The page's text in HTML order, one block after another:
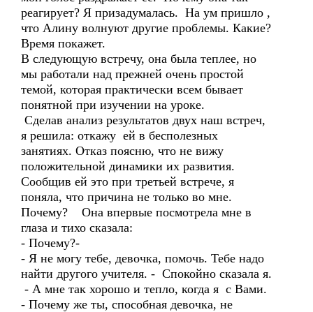
реагирует? Я призадумалась. На ум пришло ,
что Алину волнуют другие проблемы. Какие?
Время покажет.
В следующую встречу, она была теплее, но
мы работали над прежней очень простой
темой, которая практически всем бывает
понятной при изучении на уроке.
Сделав анализ результатов двух наш встреч,
я решила: откажу ей в бесполезных
занятиях. Отказ поясню, что не вижу
положительной динамики их развития.
Сообщив ей это при третьей встрече, я
поняла, что причина не только во мне.
Почему? Она впервые посмотрела мне в
глаза и тихо сказала:
- Почему?-
- Я не могу тебе, девочка, помочь. Тебе надо
найти другого учителя. - Спокойно сказала я.
- А мне так хорошо и тепло, когда я с Вами.
- Почему же ты, способная девочка, не